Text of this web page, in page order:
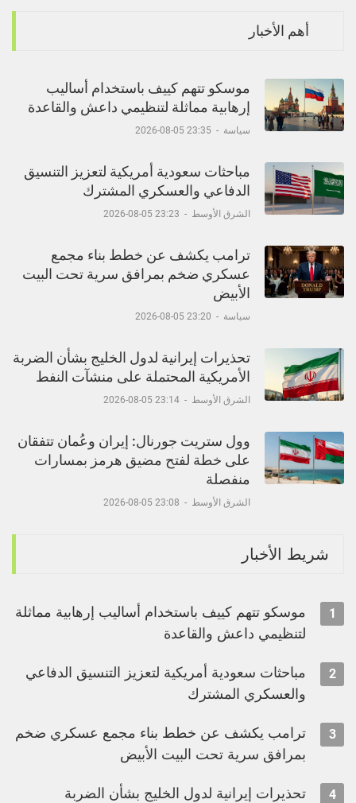
أهم الأخبار
موسكو تتهم كييف باستخدام أساليب
إرهابية مماثلة لتنظيمي داعش والقاعدة
سياسة -
23:35 05-08-2026
مباحثات سعودية أمريكية لتعزيز التنسيق
الدفاعي والعسكري المشترك
الشرق الأوسط -
23:23 05-08-2026
ترامب يكشف عن خطط بناء مجمع
عسكري ضخم بمرافق سرية تحت البيت
الأبيض
سياسة -
23:20 05-08-2026
تحذيرات إيرانية لدول الخليج بشأن الضربة
الأمريكية المحتملة على منشآت النفط
الشرق الأوسط -
23:14 05-08-2026
وول ستريت جورنال: إيران وعُمان تتفقان
على خطة لفتح مضيق هرمز بمسارات
منفصلة
الشرق الأوسط -
23:08 05-08-2026
شريط الأخبار
1
موسكو تتهم كييف باستخدام أساليب إرهابية مماثلة
لتنظيمي داعش والقاعدة
2
مباحثات سعودية أمريكية لتعزيز التنسيق الدفاعي
والعسكري المشترك
3
ترامب يكشف عن خطط بناء مجمع عسكري ضخم
بمرافق سرية تحت البيت الأبيض
4
تحذيرات إيرانية لدول الخليج بشأن الضربة